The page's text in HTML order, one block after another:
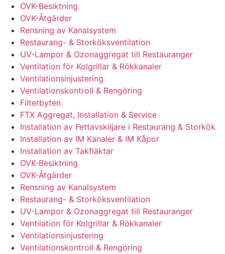
OVK-Besiktning
OVK-Åtgärder
Rensning av Kanalsystem
Restaurang- & Storköksventilation
UV-Lampor & Ozonaggregat till Restauranger
Ventilation för Kolgrillar & Rökkanaler
Ventilationsinjustering
Ventilationskontroll & Rengöring
Filterbyten
FTX Aggregat, Installation & Service
Installation av Fettavskiljare i Restaurang & Storkök
Installation av IM Kanaler & IM Kåpor
Installation av Takfläktar
OVK-Besiktning
OVK-Åtgärder
Rensning av Kanalsystem
Restaurang- & Storköksventilation
UV-Lampor & Ozonaggregat till Restauranger
Ventilation för Kolgrillar & Rökkanaler
Ventilationsinjustering
Ventilationskontroll & Rengöring